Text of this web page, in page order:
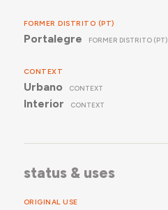
FORMER DISTRITO (PT)
Portalegre FORMER DISTRITO (PT)
CONTEXT
Urbano CONTEXT
Interior CONTEXT
status & uses
ORIGINAL USE